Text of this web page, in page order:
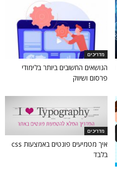
מדריכים
הנושאים החשובים ביותר בלימודי
פרסום ושיווק
מדריכים
איך מטמיעים פונטים באמצעות css
בלבד